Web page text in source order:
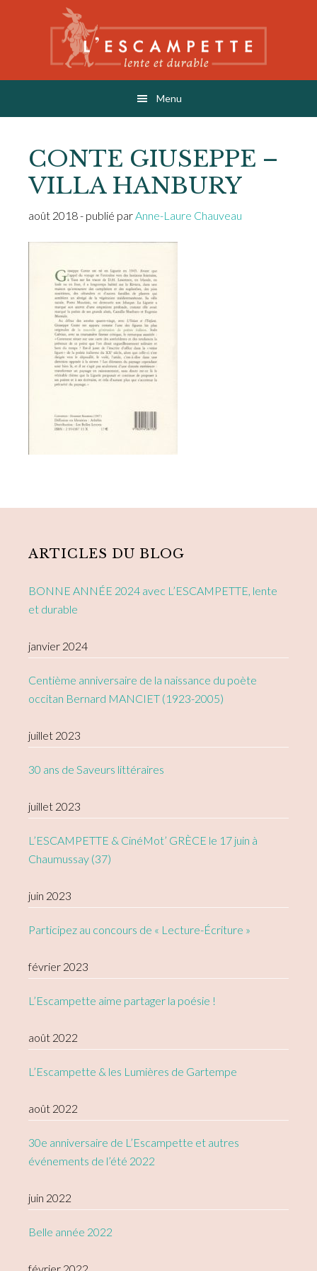
L'ESCAMPETTE
éditions lentes & durables
Menu
CONTE GIUSEPPE –
VILLA HANBURY
août 2018- publié parAnne-Laure Chauveau
Sidebar
ARTICLES DU BLOG
BONNE ANNÉE 2024 avec L’ESCAMPETTE, lente
et durable
janvier 2024
Centième anniversaire de la naissance du poète
occitan Bernard MANCIET (1923-2005)
juillet 2023
30 ans de Saveurs littéraires
juillet 2023
L’ESCAMPETTE & CinéMot’ GRÈCE le 17 juin à
Chaumussay (37)
juin 2023
Participez au concours de « Lecture-Écriture »
février 2023
L’Escampette aime partager la poésie !
août 2022
L’Escampette & les Lumières de Gartempe
août 2022
30e anniversaire de L’Escampette et autres
événements de l’été 2022
juin 2022
Belle année 2022